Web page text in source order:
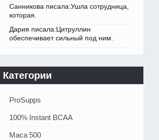
Санникова писала:Ушла сотрудница,
которая.
Дария писала:Цитруллин
обеспечивает сильный под ним.
Категории
ProSupps
100% Instant BCAA
Maca 500